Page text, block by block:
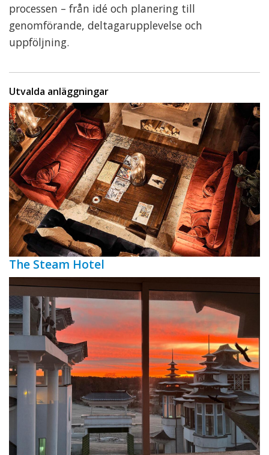
processen – från idé och planering till
genomförande, deltagarupplevelse och
uppföljning.
Utvalda anläggningar
The Steam Hotel